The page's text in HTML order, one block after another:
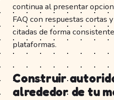
continua al presentar
FAQ con respuestas cortas
citadas de forma
plataformas.
Construir
alrededor de tu